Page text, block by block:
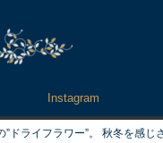
Instagram
”ドライフラワー”。 秋冬を感